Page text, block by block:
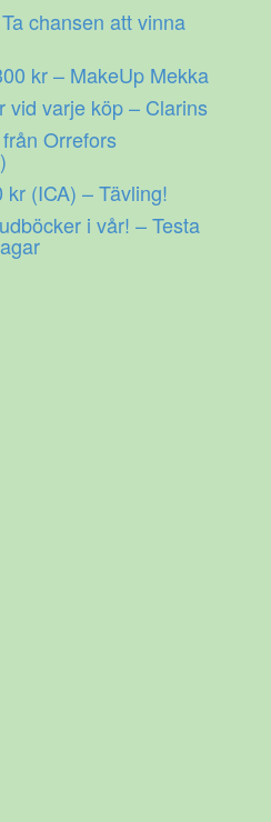
chansen att vinna
kr – MakeUp Mekka
vid varje köp – Clarins
Orrefors
(ICA) – Tävling!
i vår! – Testa